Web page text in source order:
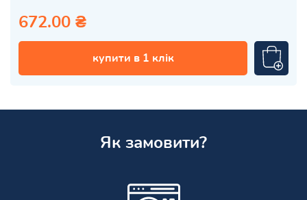
672.00 ₴
купити в 1 клік
Як замовити?